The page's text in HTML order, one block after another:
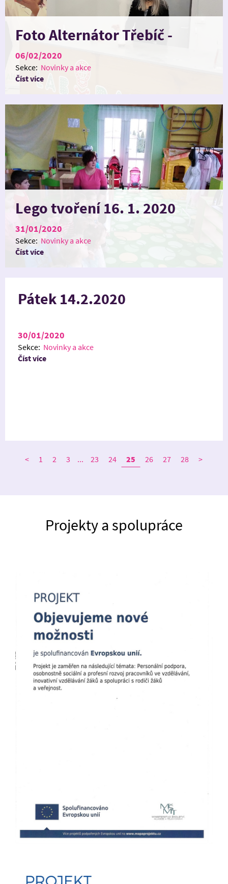
Foto Alternátor Třebíč -
pokusy
06/02/2020
Sekce: Novinky a akce
Číst více
Lego tvoření 16. 1. 2020
Fotografie
31/01/2020
Sekce: Novinky a akce
Číst více
Pátek 14.2.2020
30/01/2020
Sekce: Novinky a akce
Číst více
< 1 2 3 ... 23 24 25 26 27 28 >
Projekty a spolupráce